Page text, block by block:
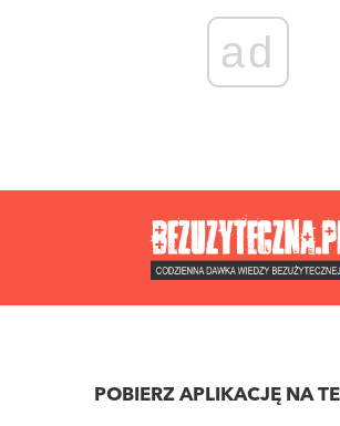
ad
POBIERZ APLIKACJĘ NA